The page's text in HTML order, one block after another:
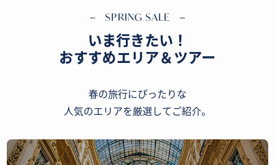
SPRING SALE
いま行きたい！
おすすめエリア＆ツアー
春の旅行にぴったりな
人気のエリアを厳選してご紹介。